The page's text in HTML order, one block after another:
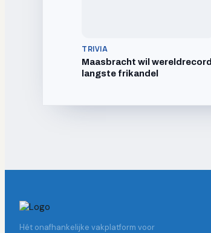
TRIVIA
Maasbracht wil wereldrecord
langste frikandel
Hét onafhankelijke vakplatform voor